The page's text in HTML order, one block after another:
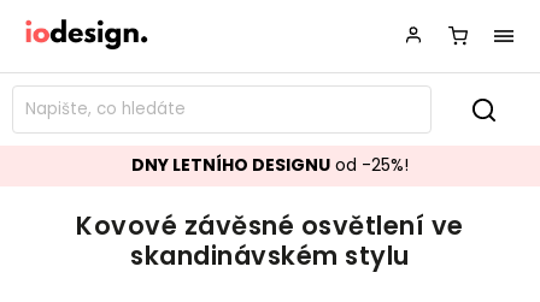
DNY LETNÍHO DESIGNU od -25%!
Kovové závěsné osvětlení ve
skandinávském stylu